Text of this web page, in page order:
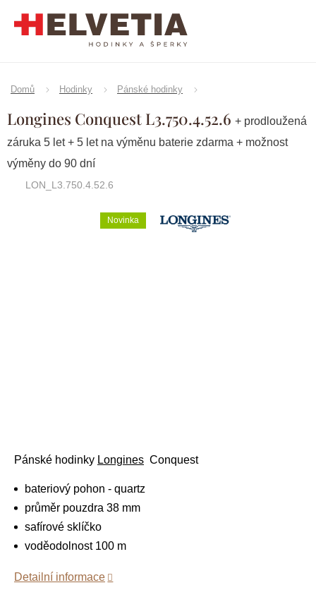
Domů Hodinky Pánské hodinky
Longines Conquest L3.750.4.52.6 + prodloužená
záruka 5 let + 5 let na výměnu baterie zdarma + možnost
výměny do 90 dní
LON_L3.750.4.52.6
Novinka Značka:Longines
Pánské hodinky Longines Conquest
bateriový pohon - quartz
průměr pouzdra 38 mm
safírové sklíčko
voděodolnost 100 m
Detailní informace